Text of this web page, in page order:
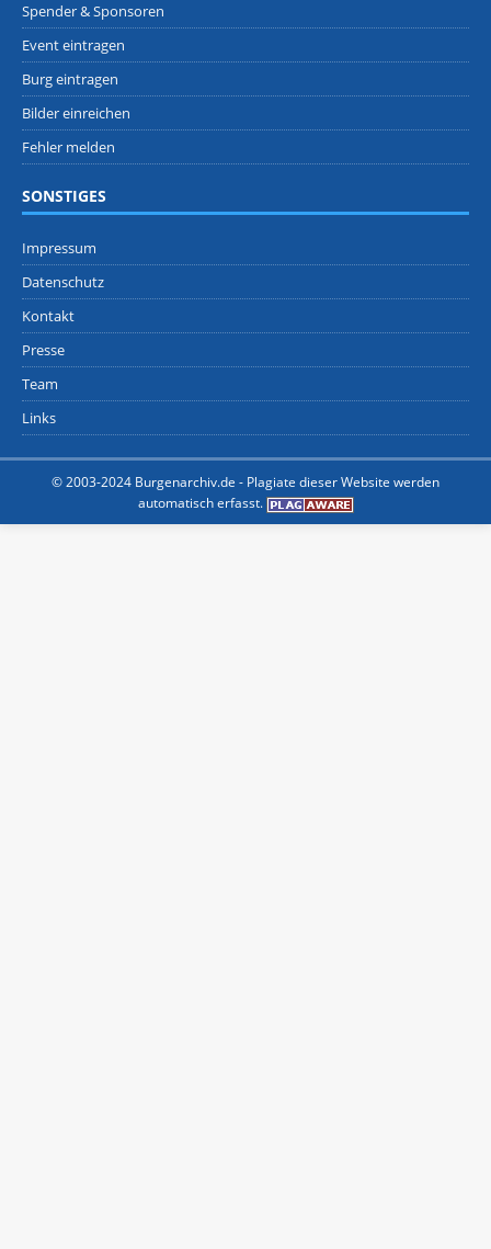
Spender & Sponsoren
Event eintragen
Burg eintragen
Bilder einreichen
Fehler melden
SONSTIGES
Impressum
Datenschutz
Kontakt
Presse
Team
Links
© 2003-2024 Burgenarchiv.de - Plagiate dieser Website werden
automatisch erfasst.